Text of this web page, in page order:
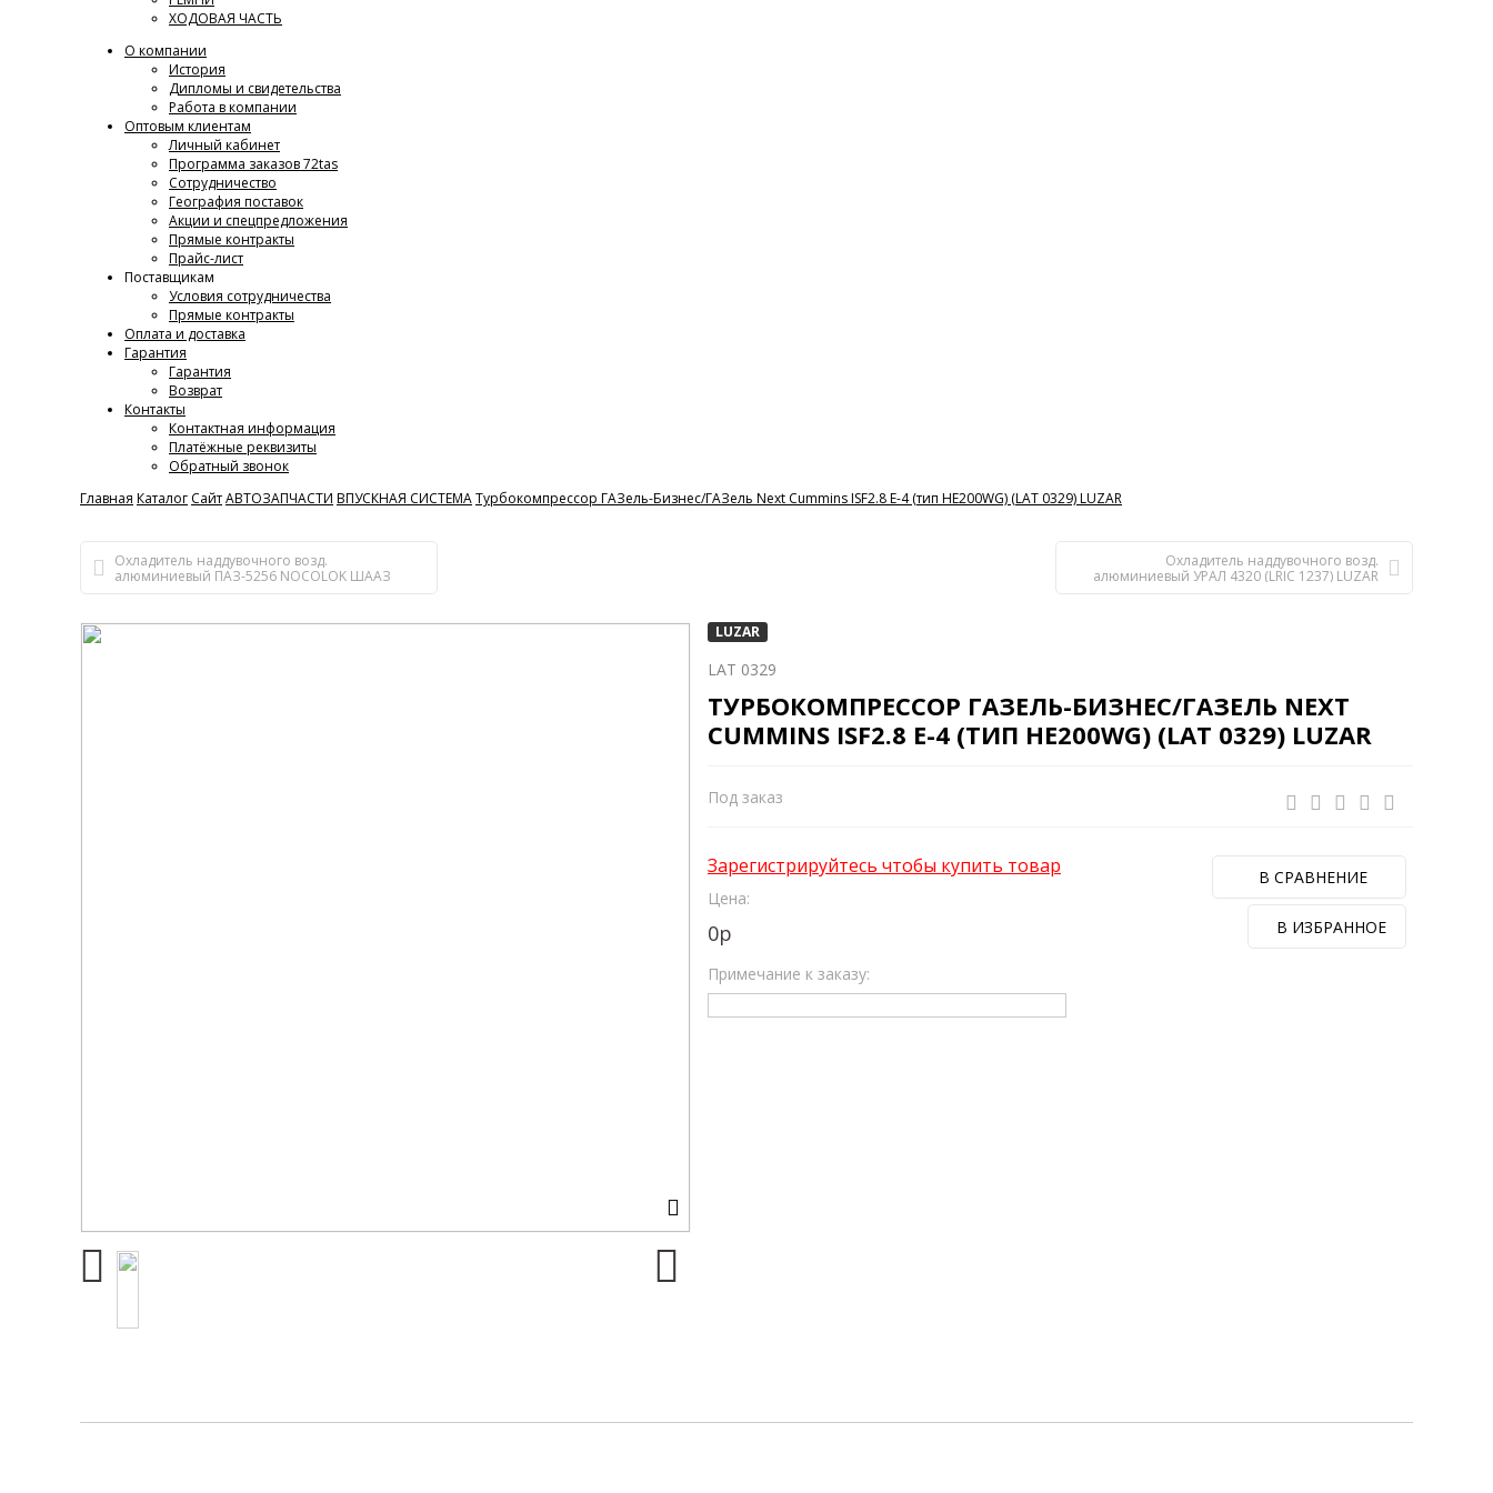
ХОДОВАЯ ЧАСТЬ
О компании
История
Дипломы и свидетельства
Работа в компании
Оптовым клиентам
Личный кабинет
Программа заказов 72tas
Сотрудничество
География поставок
Акции и спецпредложения
Прямые контракты
Прайс-лист
Поставщикам
Условия сотрудничества
Прямые контракты
Оплата и доставка
Гарантия
Гарантия
Возврат
Контакты
Контактная информация
Платёжные реквизиты
Обратный звонок
Главная Каталог СайтАВТОЗАПЧАСТИ ВПУСКНАЯ СИСТЕМАТурбокомпрессор ГАЗель-Бизнес/ГАЗель Next Cummins ISF2.8 E-4 (тип HE200WG) (LAT 0329) LUZAR
Охладитель наддувочного возд.
алюминиевый ПАЗ-5256 NOCOLOK ШААЗ
Охладитель наддувочного возд.
алюминиевый УРАЛ 4320 (LRIC 1237) LUZAR
LUZAR
LAT 0329
ТУРБОКОМПРЕССОР ГАЗЕЛЬ-БИЗНЕС/ГАЗЕЛЬ NEXT
CUMMINS ISF2.8 E-4 (ТИП HE200WG) (LAT 0329) LUZAR
Под заказ
Зарегистрируйтесь чтобы купить товар
Цена:
0р
Примечание к заказу:
В СРАВНЕНИЕ
В ИЗБРАННОЕ